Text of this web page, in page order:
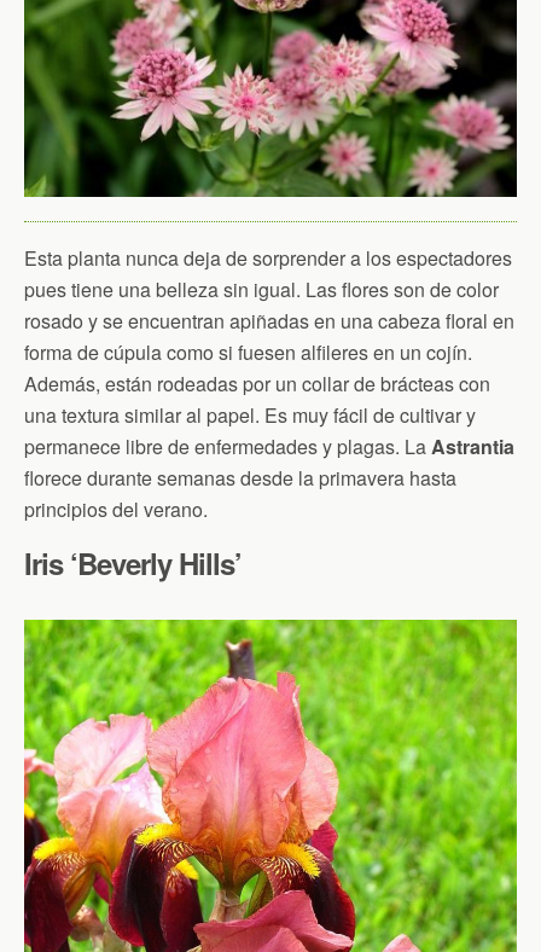
Esta planta nunca deja de sorprender a los espectadores
pues tiene una belleza sin igual. Las flores son de color
rosado y se encuentran apiñadas en una cabeza floral en
forma de cúpula como si fuesen alfileres en un cojín.
Además, están rodeadas por un collar de brácteas con
una textura similar al papel. Es muy fácil de cultivar y
permanece libre de enfermedades y plagas. LaAstrantia
florece durante semanas desde la primavera hasta
principios del verano.
Iris ‘Beverly Hills’